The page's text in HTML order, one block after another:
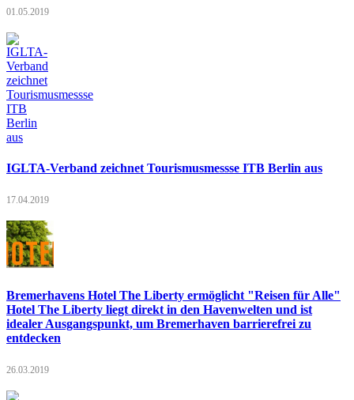
01.05.2019
IGLTA-Verband zeichnet Tourismusmessse ITB Berlin aus
17.04.2019
Bremerhavens Hotel The Liberty ermöglicht "Reisen für Alle"
Hotel The Liberty liegt direkt in den Havenwelten und ist
idealer Ausgangspunkt, um Bremerhaven barrierefrei zu
entdecken
26.03.2019